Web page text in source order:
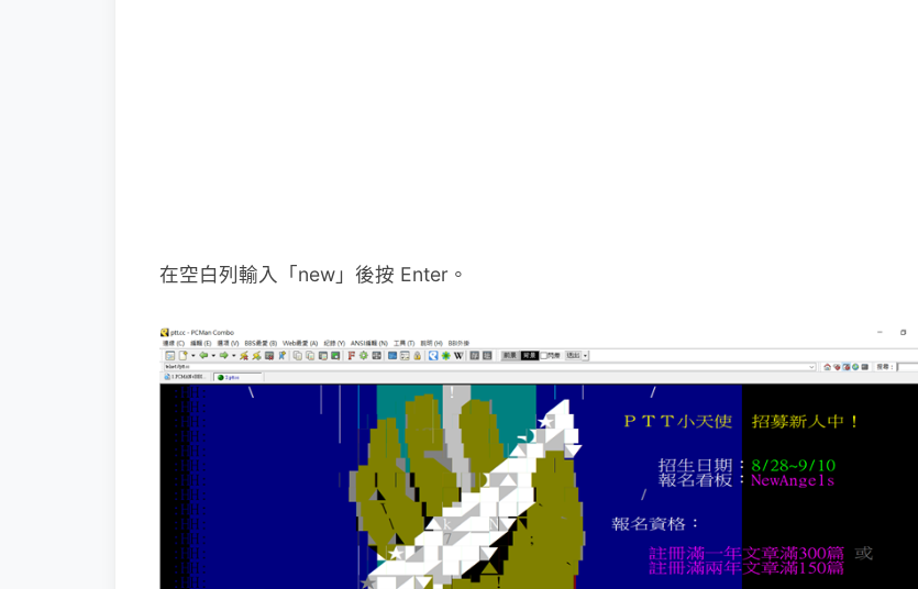
在空白列輸入「new」後按 Enter。